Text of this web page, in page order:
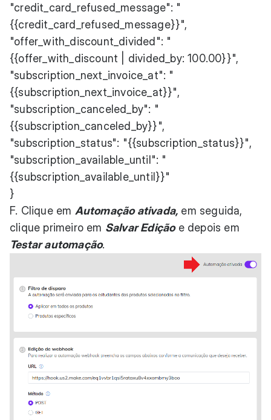
"credit_card_refused_message": "
{{credit_card_refused_message}}",
"offer_with_discount_divided": "
{{offer_with_discount | divided_by: 100.00}}",
"subscription_next_invoice_at": "
{{subscription_next_invoice_at}}",
"subscription_canceled_by": "
{{subscription_canceled_by}}",
"subscription_status": "{{subscription_status}}",
"subscription_available_until": "
{{subscription_available_until}}"
}
F. Clique em Automação ativada, em seguida,
clique primeiro em Salvar Ediçãoe depois em
Testar automação.